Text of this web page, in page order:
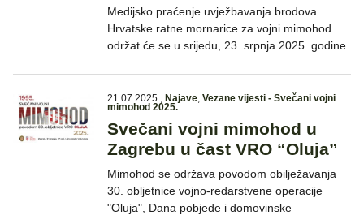
Medijsko praćenje uvježbavanja brodova
Hrvatske ratne mornarice za vojni mimohod
održat će se u srijedu, 23. srpnja 2025. godine
21.07.2025., Najave, Vezane vijesti - Svečani vojni
mimohod 2025.
Svečani vojni mimohod u
Zagrebu u čast VRO “Oluja”
Mimohod se održava povodom obilježavanja
30. obljetnice vojno-redarstvene operacije
"Oluja", Dana pobjede i domovinske